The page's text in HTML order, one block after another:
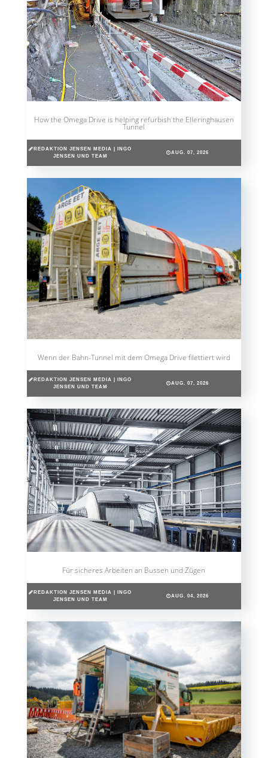
How the Omega Drive is helping refurbish the Elleringhausen
Tunnel
REDAKTION JENSEN MEDIA | INGO
JENSEN UND TEAM
AUG. 07, 2026
Wenn der Bahn-Tunnel mit dem Omega Drive filettiert wird
REDAKTION JENSEN MEDIA | INGO
JENSEN UND TEAM
AUG. 07, 2026
Für sicheres Arbeiten an Bussen und Zügen
REDAKTION JENSEN MEDIA | INGO
JENSEN UND TEAM
AUG. 04, 2026